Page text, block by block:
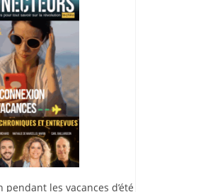
les vacances d’été